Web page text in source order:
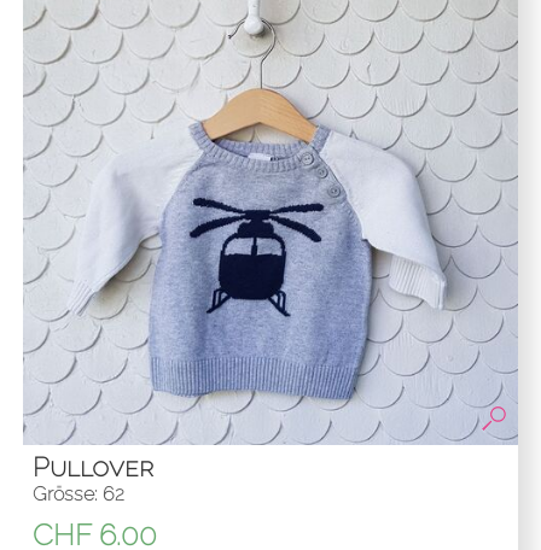
Pullover
Grösse: 62
CHF6.00